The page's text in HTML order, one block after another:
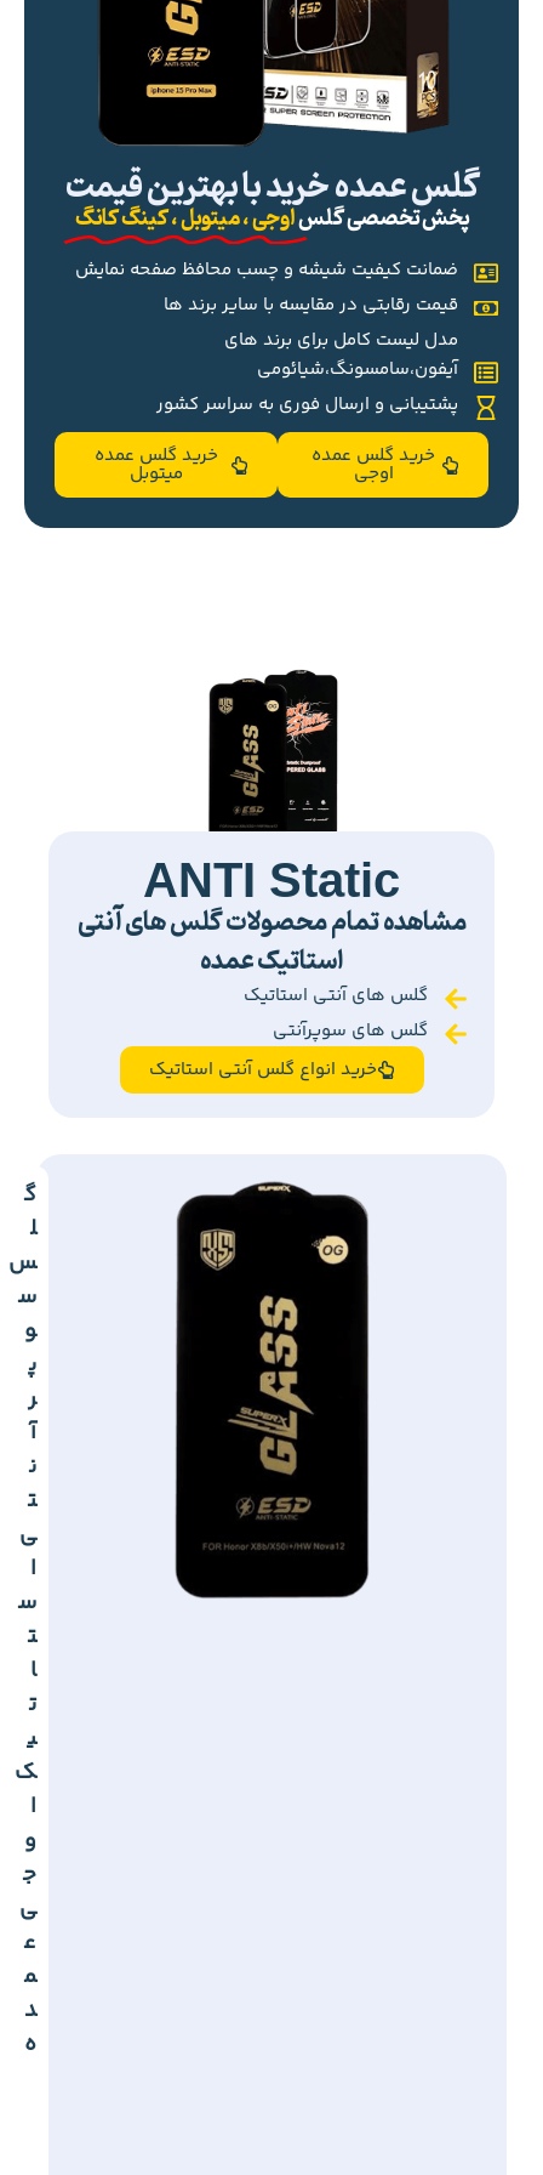
گلس عمده خرید با بهترین قیمت
پخش تخصصی گلساوجی ، میتوبل ، کینگ کانگ
ضمانت کیفیت شیشه و چسب محافظ صفحه نمایش
قیمت رقابتی در مقایسه با سایر برند ها
مدل لیست کامل برای برند های
آیفون،سامسونگ،شیائومی
پشتیبانی و ارسال فوری به سراسر کشور
خرید گلس عمده
اوجی
خرید گلس عمده
میتوبل
ANTI Static
مشاهده تمام محصولات گلس های آنتی
استاتیک عمده
گلس های آنتی استاتیک
گلس های سوپرآنتی
خرید انواع گلس آنتی استاتیک
گ
ل
س
س
و
پ
ر
آ
ن
ت
ی
ا
س
ت
ا
ت
ی
ک
ا
و
ج
ی
ع
م
د
ه